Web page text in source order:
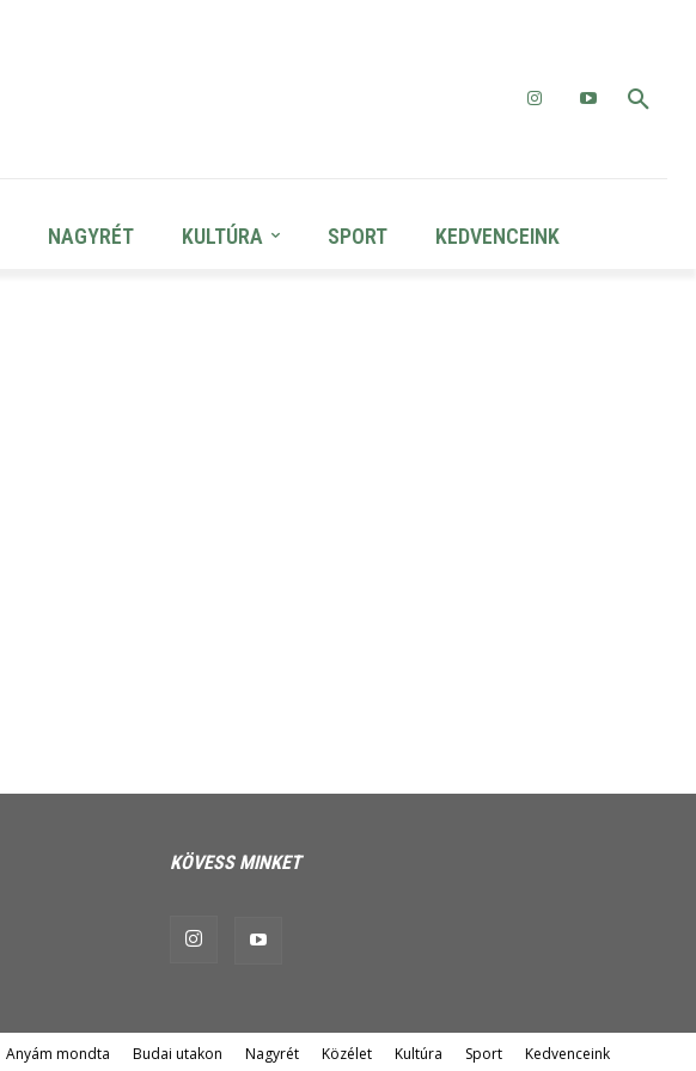
NAGYRÉT KULTÚRA SPORT KEDVENCEINK
KÖVESS MINKET
Anyám mondta Budai utakon Nagyrét Közélet Kultúra Sport Kedvenceink